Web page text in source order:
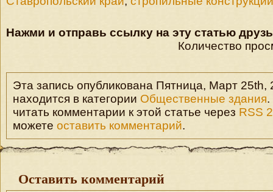
Нажми и отправь ссылку на эту статью
Количество
Эта запись опубликована Пятница, Март 25th,
находится в категории Общественные здания
читать комментарии к этой статье через RSS
можете оставить комментарий.
Оставить комментарий